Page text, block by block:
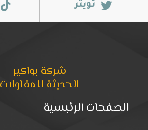
تويتر
شركة بواكير
الحديثة للمقاولات
الصفحات الرئيسية